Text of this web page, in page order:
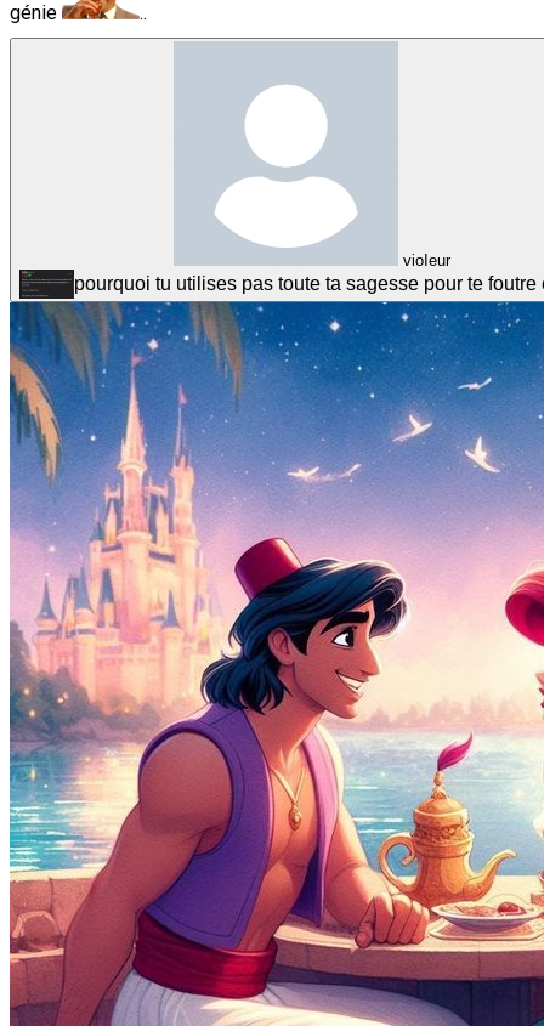
génie ..
vioIeur
pourquoi tu utilises pas toute ta sagesse pour te